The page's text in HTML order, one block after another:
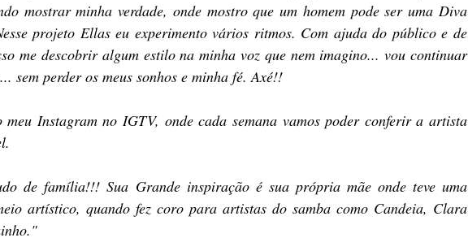
mostrar minha verdade, onde mostro que um homem pode ser uma Diva
projeto Ellas eu experimento vários ritmos. Com ajuda do público e de
me descobrir algum estilo na minha voz que nem imagino... vou continuar
sem perder os meus sonhos e minha fé. Axé!!
Instagram no IGTV, onde cada semana vamos poder conferir a artista
de família!!! Sua Grande inspiração é sua própria mãe onde teve uma
artístico, quando fez coro para artistas do samba como Candeia, Clara